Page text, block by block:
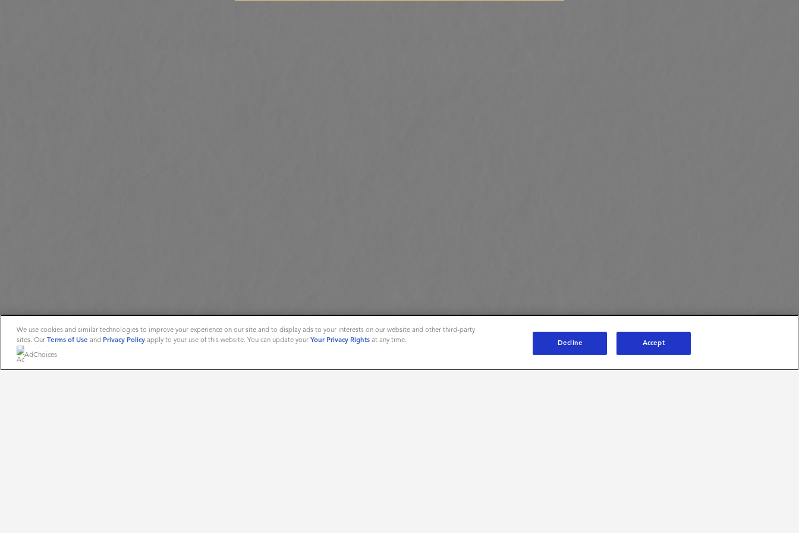
We use cookies and similar technologies to improve your experience on our site and to display ads to your interests on our website and other third-party
sites. Our Terms of Use and Privacy Policy apply to your use of this website. You can update your Your Privacy Rights at any time.
AdChoices
Decline Accept